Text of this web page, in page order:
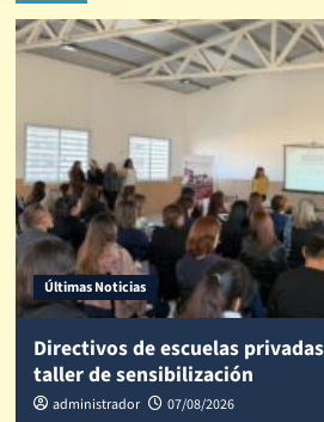
Últimas Noticias
Directivos de escuelas
taller de sensibilización
administrador 07/08/2026